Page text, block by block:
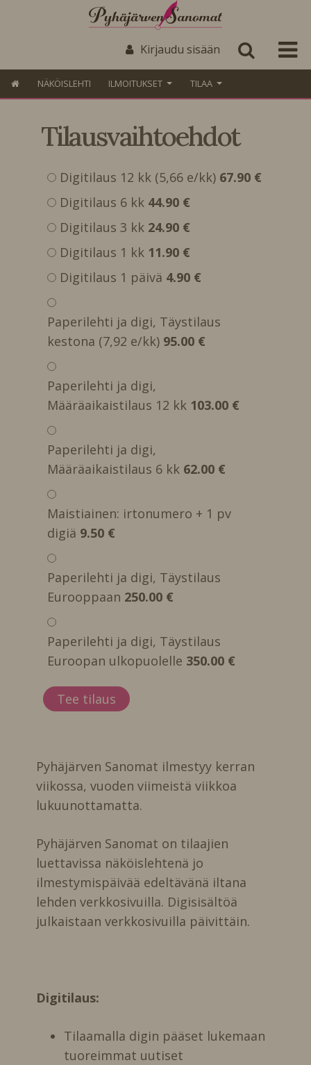
Kirjaudu sisään
NÄKÖISLEHTI ILMOITUKSET TILAA
Tilausvaihtoehdot
Digitilaus 12 kk (5,66 e/kk) 67.90 €
Digitilaus 6 kk 44.90 €
Digitilaus 3 kk 24.90 €
Digitilaus 1 kk 11.90 €
Digitilaus 1 päivä 4.90 €
Paperilehti ja digi, Täystilaus
kestona (7,92 e/kk) 95.00 €
Paperilehti ja digi,
Määräaikaistilaus 12 kk 103.00 €
Paperilehti ja digi,
Määräaikaistilaus 6 kk 62.00 €
Maistiainen: irtonumero + 1 pv
digiä 9.50 €
Paperilehti ja digi, Täystilaus
Eurooppaan 250.00 €
Paperilehti ja digi, Täystilaus
Euroopan ulkopuolelle 350.00 €
Pyhäjärven Sanomat ilmestyy kerran
viikossa, vuoden viimeistä viikkoa
lukuunottamatta.
Pyhäjärven Sanomat on tilaajien
luettavissa näköislehtenä jo
ilmestymispäivää edeltävänä iltana
lehden verkkosivuilla. Digisisältöä
julkaistaan verkkosivuilla päivittäin.
Digitilaus:
Tilaamalla digin pääset lukemaan
tuoreimmat uutiset